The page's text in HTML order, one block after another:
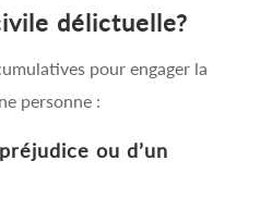
délictuelle?
pour engager la
personne :
ou d’un